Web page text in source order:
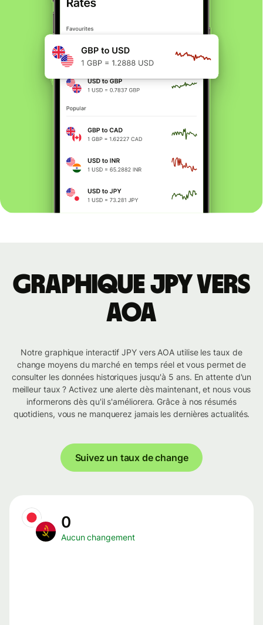
Graphique JPY vers
AOA
Notre graphique interactif JPY vers AOA utilise les taux de
change moyens du marché en temps réel et vous permet de
consulter les données historiques jusqu'à 5 ans. En attente d'un
meilleur taux ? Activez une alerte dès maintenant, et nous vous
informerons dès qu'il s'améliorera. Grâce à nos résumés
quotidiens, vous ne manquerez jamais les dernières actualités.
Suivez un taux de change
0
Aucun changement